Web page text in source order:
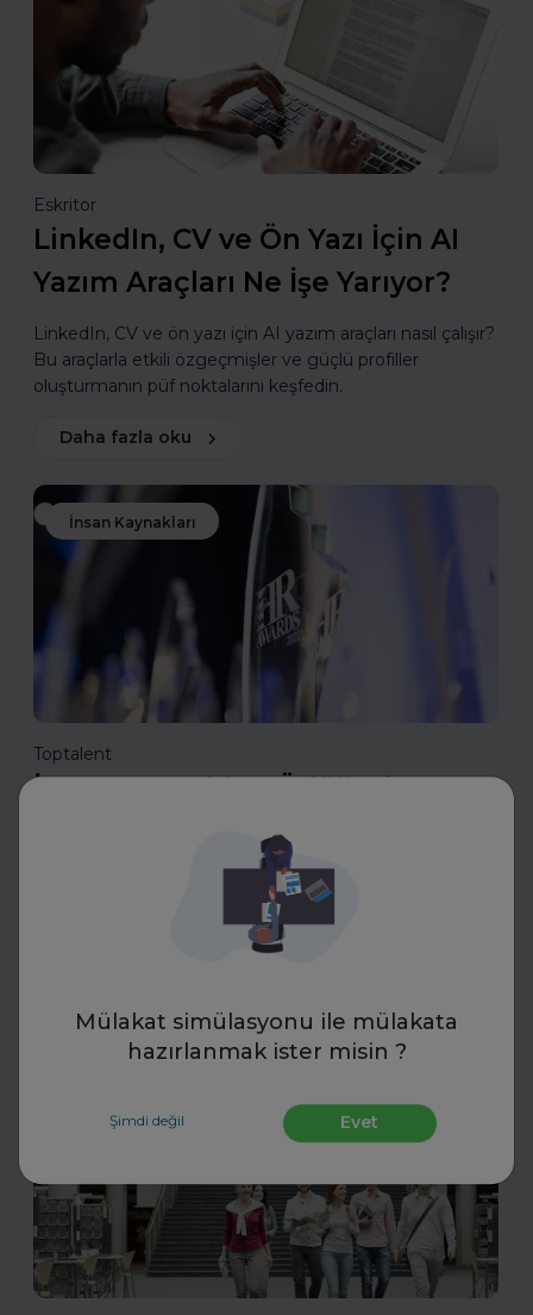
Mülakat simülasyonu ile mülakata
hazırlanmak ister misin ?
Şimdi değil Evet
Eskritor
LinkedIn, CV ve Ön Yazı İçin AI
Yazım Araçları Ne İşe Yarıyor?
LinkedIn, CV ve ön yazı için AI yazım araçları nasıl çalışır?
Bu araçlarla etkili özgeçmişler ve güçlü profiller
oluşturmanın püf noktalarını keşfedin.
Daha fazla oku
İnsan Kaynakları
Toptalent
İnsan Kaynakları Ödülleri 2025-
İnsan Kaynakları Ödülleri, şirketiniz için bir tanıtım fırsatı
olabilir. En iyi uygulamalarınızı tanıtarak sektördeki öncü
konumunuzu güçlendirin ve değerli başarılarınızı
Daha fazla oku